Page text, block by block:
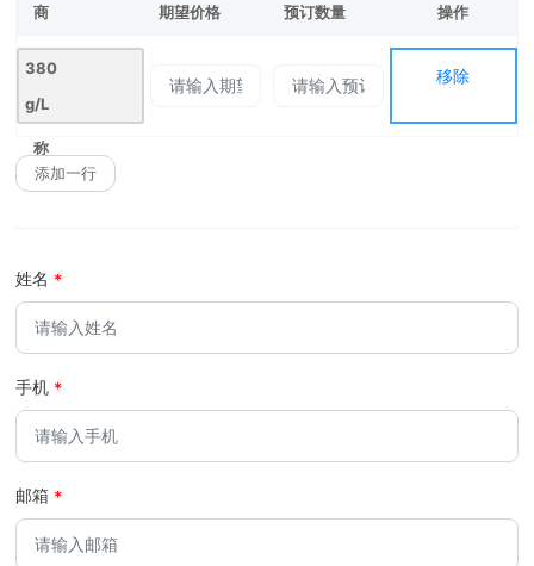
商
名
称
期望价格 预订数量 操作
移除
380
g/L
硫双
威S
移除
添加一行
姓名
手机
邮箱